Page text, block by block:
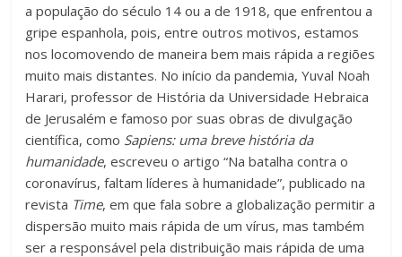
a população do século 14 ou a de 1918, que enfrentou a
gripe espanhola, pois, entre outros motivos, estamos
nos locomovendo de maneira bem mais rápida a regiões
muito mais distantes. No início da pandemia, Yuval Noah
Harari, professor de História da Universidade Hebraica
de Jerusalém e famoso por suas obras de divulgação
científica, como Sapiens: uma breve história da
humanidade, escreveu o artigo “Na batalha contra o
coronavírus, faltam líderes à humanidade”, publicado na
revista Time, em que fala sobre a globalização permitir a
dispersão muito mais rápida de um vírus, mas também
ser a responsável pela distribuição mais rápida de uma